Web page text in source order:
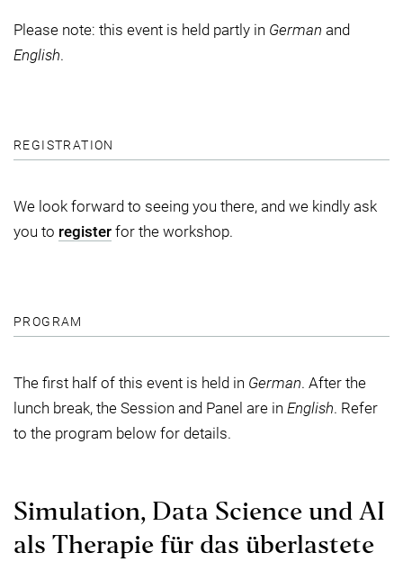
Please note: this event is held partly in German and
English.
REGISTRATION
We look forward to seeing you there, and we kindly ask
you to register for the workshop.
PROGRAM
The first half of this event is held in German. After the
lunch break, the Session and Panel are in English. Refer
to the program below for details.
Simulation, Data Science und AI
als Therapie für das überlastete